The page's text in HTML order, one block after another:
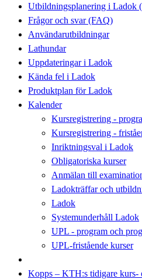
Utbildningsplanering i Ladok
Frågor och svar (FAQ)
Användarutbildningar
Lathundar
Uppdateringar i Ladok
Kända fel i Ladok
Produktplan för Ladok
Kalender
Kursregistrering -
Kursregistrering -
Inriktningsval i Ladok
Obligatoriska kurser
Anmälan till
Ladokträffar och
Ladok
Systemunderhåll Ladok
UPL - program och
UPL-fristående kurser
Kopps – KTH:s tidigare kurs-